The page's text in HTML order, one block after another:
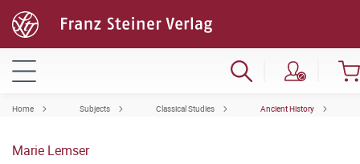
Home Subjects Classical Studies Ancient History
Marie Lemser